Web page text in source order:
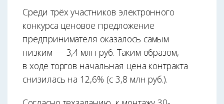
Среди трёх участников электронного
конкурса ценовое предложение
предпринимателя оказалось самым
низким — 3,4 млн руб. Таким образом,
в ходе торгов начальная цена контракта
снизилась на 12,6% (с 3,8 млн руб.).